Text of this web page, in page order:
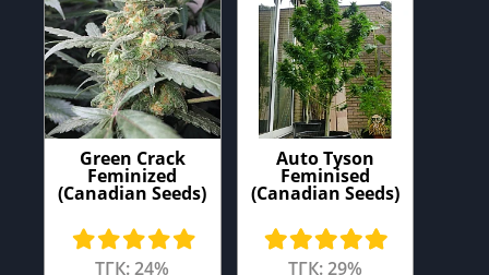
Green Crack
Feminized
(Canadian Seeds)
ТГК: 24%
Auto Tyson
Feminised
(Canadian Seeds)
ТГК: 29%